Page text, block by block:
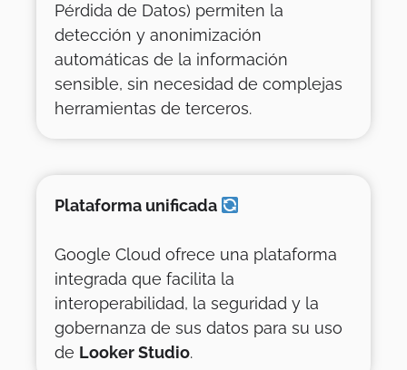
Pérdida de Datos) permiten la
detección y anonimización
automáticas de la información
sensible, sin necesidad de complejas
herramientas de terceros.
Plataforma unificada
Google Cloud ofrece una plataforma
integrada que facilita la
interoperabilidad, la seguridad y la
gobernanza de sus datos para su uso
de Looker Studio.